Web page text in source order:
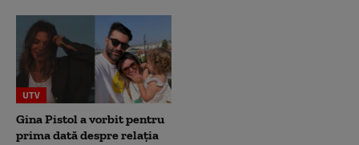
UTV
Gina Pistol a vorbit pentru
prima dată despre relația